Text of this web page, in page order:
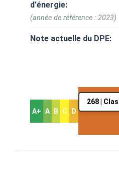
d'énergie:
(année de référence : 2023)
Note actuelle du DPE:
A+ A B C D
268 |